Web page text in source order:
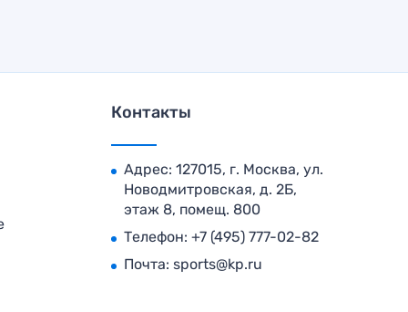
Контакты
Адрес: 127015, г. Москва, ул.
Новодмитровская, д. 2Б,
этаж 8, помещ. 800
Телефон: +7 (495) 777-02-82
Почта: sports@kp.ru